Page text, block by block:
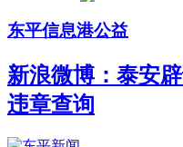
东平信息港公益
新浪微博：泰安
违章查询